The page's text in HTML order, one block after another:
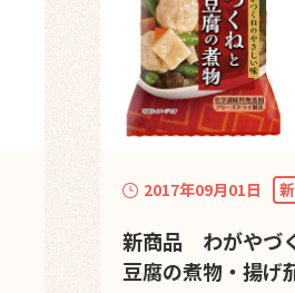
2017年09月01日
新商品 わがやづ
豆腐の煮物・揚